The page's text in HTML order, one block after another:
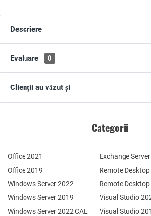
Descriere
Evaluare 0
Clienții au văzut și
Categorii
Office 2021
Office 2019
Windows Server 2022
Windows Server 2019
Windows Server 2022 CAL
Remote
Remote
Exchange
Visual Studio
Visual Studio